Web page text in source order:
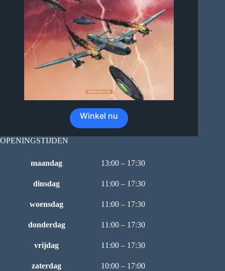
Winkel nu
OPENINGSTIJDEN
maandag 13:00 – 17:30
dinsdag 11:00 – 17:30
woensdag 11:00 – 17:30
donderdag 11:00 – 17:30
vrijdag 11:00 – 17:30
zaterdag 10:00 – 17:00